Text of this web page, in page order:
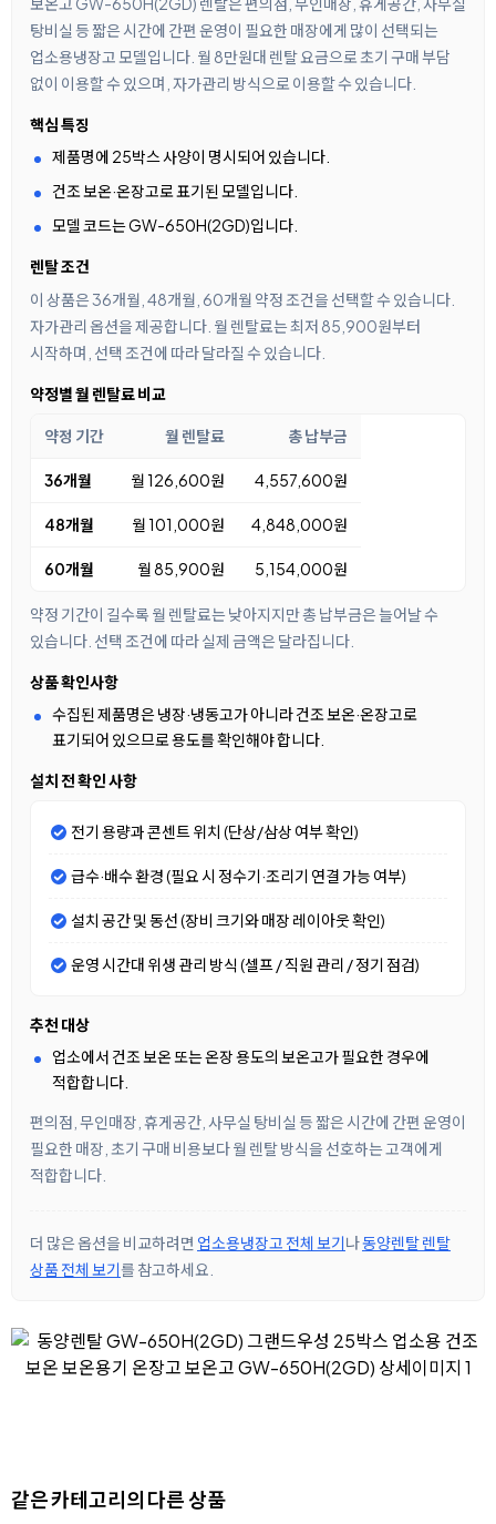
탕비실 등 짧은 시간에 간편 운영이 필요한 매장에게 많이 선택되는
업소용냉장고 모델입니다. 월 8만원대 렌탈 요금으로 초기 구매 부담
없이 이용할 수 있으며, 자가관리 방식으로 이용할 수 있습니다.
핵심 특징
제품명에 25박스 사양이 명시되어 있습니다.
건조 보온·온장고로 표기된 모델입니다.
모델 코드는 GW-650H(2GD)입니다.
렌탈 조건
이 상품은 36개월, 48개월, 60개월 약정 조건을 선택할 수 있습니다.
자가관리 옵션을 제공합니다. 월 렌탈료는 최저 85,900원부터
시작하며, 선택 조건에 따라 달라질 수 있습니다.
약정별 월 렌탈료 비교
약정 기간 월 렌탈료 총 납부금
36개월 월 126,600원 4,557,600원
48개월 월 101,000원 4,848,000원
60개월 월 85,900원 5,154,000원
약정 기간이 길수록 월 렌탈료는 낮아지지만 총 납부금은 늘어날 수
있습니다. 선택 조건에 따라 실제 금액은 달라집니다.
상품 확인사항
수집된 제품명은 냉장·냉동고가 아니라 건조 보온·온장고로
표기되어 있으므로 용도를 확인해야 합니다.
설치 전 확인 사항
전기 용량과 콘센트 위치 (단상/삼상 여부 확인)
급수·배수 환경 (필요 시 정수기·조리기 연결 가능 여부)
설치 공간 및 동선 (장비 크기와 매장 레이아웃 확인)
운영 시간대 위생 관리 방식 (셀프 / 직원 관리 / 정기 점검)
추천 대상
업소에서 건조 보온 또는 온장 용도의 보온고가 필요한 경우에
적합합니다.
편의점, 무인매장, 휴게공간, 사무실 탕비실 등 짧은 시간에 간편 운영이
필요한 매장, 초기 구매 비용보다 월 렌탈 방식을 선호하는 고객에게
적합합니다.
더 많은 옵션을 비교하려면 업소용냉장고 전체 보기나동양렌탈 렌탈
상품 전체 보기를 참고하세요.
같은 카테고리의 다른 상품